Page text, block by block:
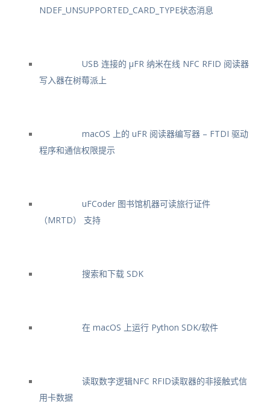
NDEF_UNSUPPORTED_CARD_TYPE状态消息
USB 连接的 μFR 纳米在线 NFC RFID 阅读器
写入器在树莓派上
macOS 上的 uFR 阅读器编写器 – FTDI 驱动
程序和通信权限提示
uFCoder 图书馆机器可读旅行证件
（MRTD） 支持
搜索和下载 SDK
在 macOS 上运行 Python SDK/软件
读取数字逻辑NFC RFID读取器的非接触式信
用卡数据